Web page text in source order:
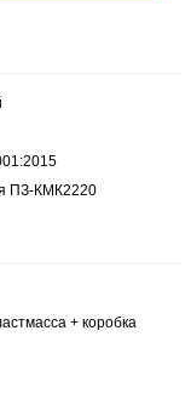
ПЗ-КМК2220
+ коробка